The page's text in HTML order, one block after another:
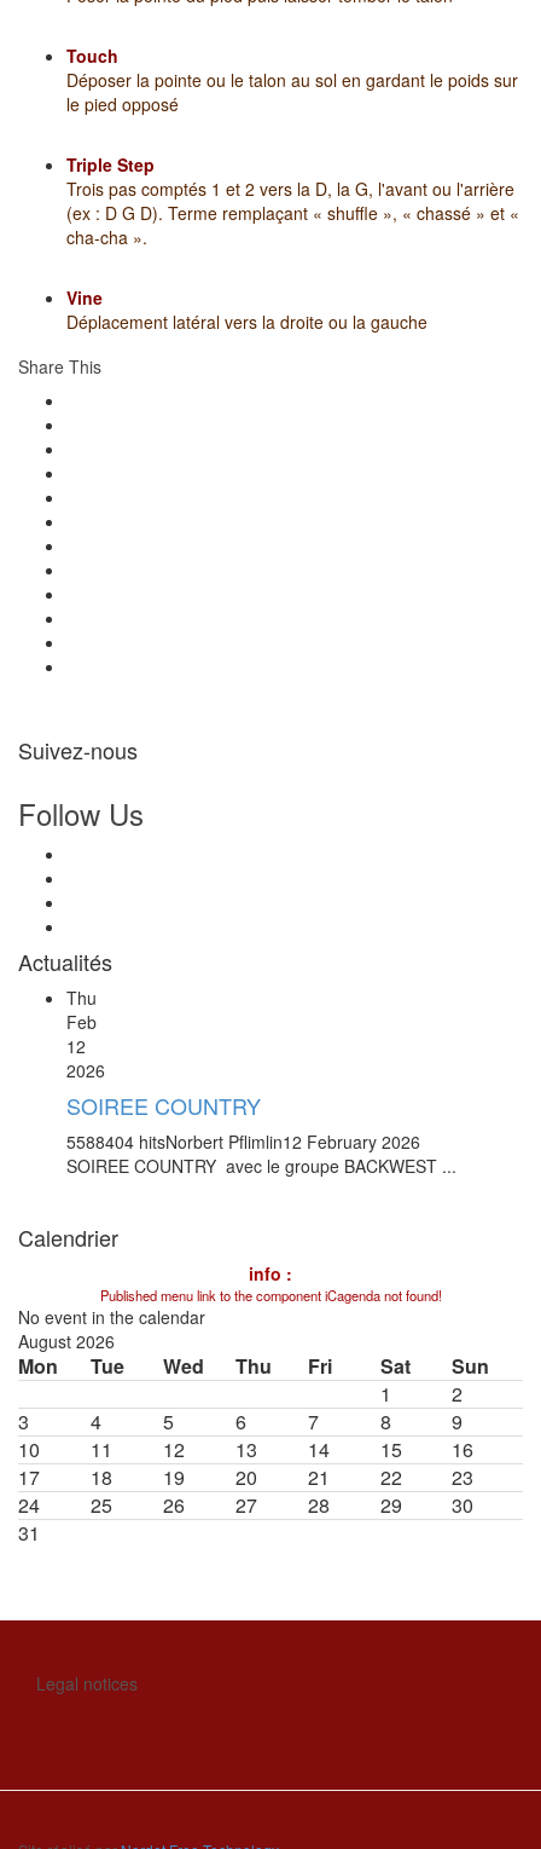
Touch
Déposer la pointe ou le talon au sol en gardant le poids sur
le pied opposé
Triple Step
Trois pas comptés 1 et 2 vers la D, la G, l'avant ou l'arrière
(ex : D G D). Terme remplaçant « shuffle », « chassé » et «
cha-cha ».
Vine
Déplacement latéral vers la droite ou la gauche
Share This
Suivez-nous
Follow Us
Actualités
Thu
Feb
12
2026
SOIREE COUNTRY
5588404 hitsNorbert Pflimlin12 February 2026
SOIREE COUNTRY avec le groupe BACKWEST ...
Calendrier
info :
Published menu link to the component iCagenda not found!
No event in the calendar
August 2026
Mon Tue Wed Thu Fri Sat
Sun
1
2
3
4 5 6 7 8
9
10
11 12 13 14 15
16
17
18 19 20 21 22
23
24
25 26 27 28 29
30
31
Legal notices